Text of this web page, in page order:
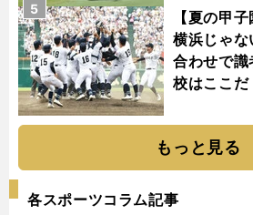
【夏の甲
横浜じゃ
合わせで識
校はここだ
5
もっと見る
各スポーツコラム記事